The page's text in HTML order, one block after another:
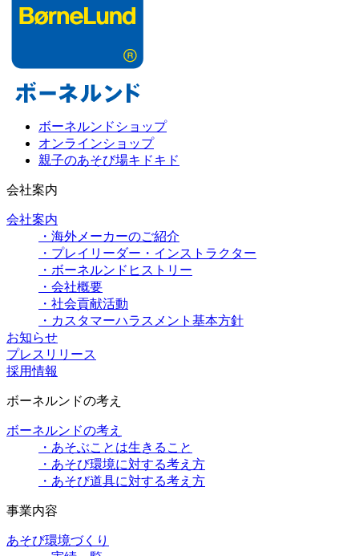
ボーネルンドショップ
オンラインショップ
親子のあそび場キドキド
会社案内
会社案内
・海外メーカーのご紹介
・プレイリーダー・インストラクター
・ボーネルンドヒストリー
・会社概要
・社会貢献活動
・カスタマーハラスメント基本方針
お知らせ
プレスリリース
採用情報
ボーネルンドの考え
ボーネルンドの考え
・あそぶことは生きること
・あそび環境に対する考え方
・あそび道具に対する考え方
事業内容
あそび環境づくり